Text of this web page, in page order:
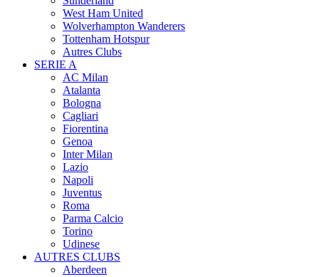
West Ham United
Wolverhampton Wanderers
Tottenham Hotspur
Autres Clubs
SERIE A
AC Milan
Atalanta
Bologna
Cagliari
Fiorentina
Genoa
Inter Milan
Lazio
Napoli
Juventus
Roma
Parma Calcio
Torino
Udinese
AUTRES CLUBS
Aberdeen